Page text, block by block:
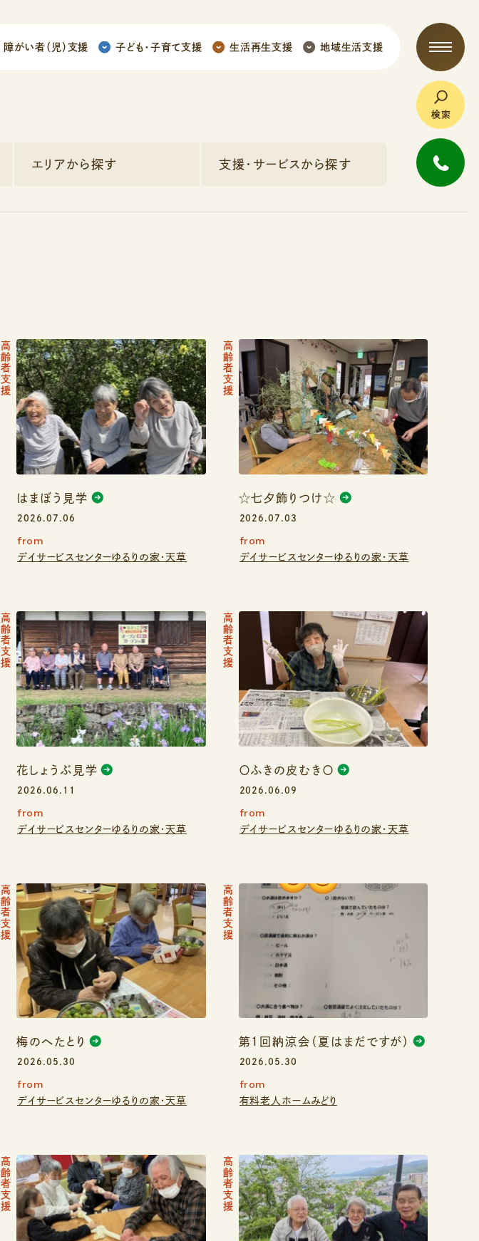
障がい者（児）支援 子ども ・ 子育て支援 生活再生支援 地域生活支援
検索
エリアから探す 支援・サービスから探す
はまぼう見学
2026.07.06
from
デイサービスセンターゆるりの家・天草
高齢者支援
☆七夕飾りつけ☆
2026.07.03
from
デイサービスセンターゆるりの家・天草
高齢者支援
花しょうぶ見学
2026.06.11
from
デイサービスセンターゆるりの家・天草
高齢者支援
〇ふきの皮むき〇
2026.06.09
from
デイサービスセンターゆるりの家・天草
高齢者支援
梅のへたとり
2026.05.30
from
デイサービスセンターゆるりの家・天草
高齢者支援
第１回納涼会（夏はまだですが）
2026.05.30
from
有料老人ホームみどり
高齢者支援
高齢者支援 高齢者支援